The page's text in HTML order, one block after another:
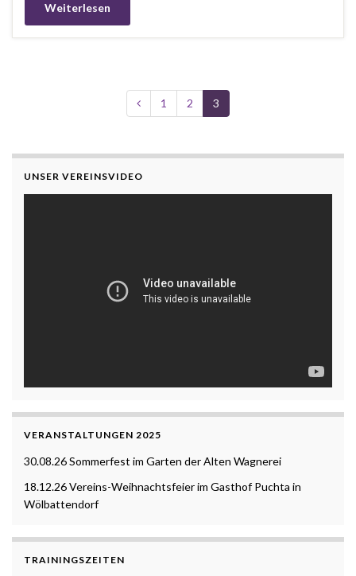
Weiterlesen
1 2 3
UNSER VEREINSVIDEO
VERANSTALTUNGEN 2025
30.08.26 Sommerfest im Garten der Alten Wagnerei
18.12.26 Vereins-Weihnachtsfeier im Gasthof Puchta in
Wölbattendorf
TRAININGSZEITEN